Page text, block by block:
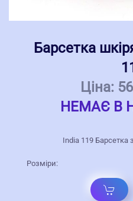
Барсетка
Ціна:
НЕМАЄ В
India 119 Барсетка
Розміри: